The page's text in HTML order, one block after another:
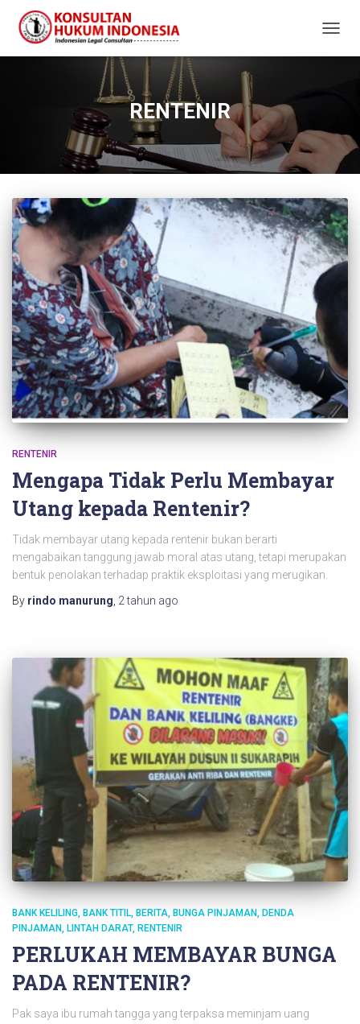
RENTENIR
RENTENIR
Mengapa Tidak Perlu Membayar
Utang kepada Rentenir?
Tidak membayar utang kepada rentenir bukan berarti
mengabaikan tanggung jawab moral atas utang, tetapi merupakan
bentuk penolakan terhadap praktik eksploitasi yang merugikan.
By rindo manurung 2 tahun ago
BANK KELILING BANK TITIL BERITA BUNGA PINJAMAN
DENDA
PINJAMAN
LINTAH DARAT RENTENIR
PERLUKAH MEMBAYAR BUNGA
PADA RENTENIR?
Pak saya ibu rumah tangga yang terpaksa meminjam uang